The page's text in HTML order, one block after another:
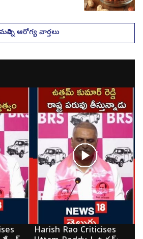
ఆరోగ్య వార్తలు
Harish Rao Criticises